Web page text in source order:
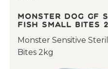
Monster Dog GF
fish small bites
Monster Sensitive
Bites 2kg